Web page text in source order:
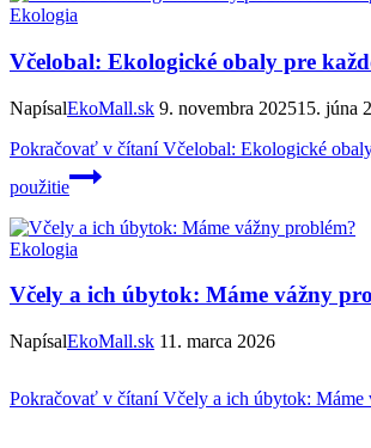
Ekologia
Včelobal: Ekologické obaly pre
NapísalEkoMall.sk 9. novembra 202515. júna
Pokračovať v čítaníVčelobal: Ekologické
použitie
Ekologia
Včely a ich úbytok: Máme vážny
NapísalEkoMall.sk 11. marca 2026
Pokračovať v čítaníVčely a ich úbytok: Máme